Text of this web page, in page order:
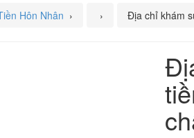
Hôn Nhân › › Địa chỉ khám